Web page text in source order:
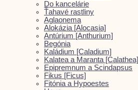
Do kancelárie
Ťahavé rastliny
Aglaonema
Alokázia [Alocasia]
Antúrium [Anthurium]
Begónia
Kaládium [Caladium]
Kalatea a Maranta [Calathea]
Epipremnum a Scindapsus
Fikus [Ficus]
Fitónia a Hypoestes